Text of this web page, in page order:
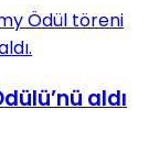
aldı